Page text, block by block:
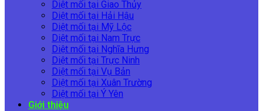
Diệt mối tại Giao Thủy
Diệt mối tại Hải Hậu
Diệt mối tại Mỹ Lộc
Diệt mối tại Nam Trực
Diệt mối tại Nghĩa Hưng
Diệt mối tại Trực Ninh
Diệt mối tại Vụ Bản
Diệt mối tại Xuân Trường
Diệt mối tại Ý Yên
Giới thiệu